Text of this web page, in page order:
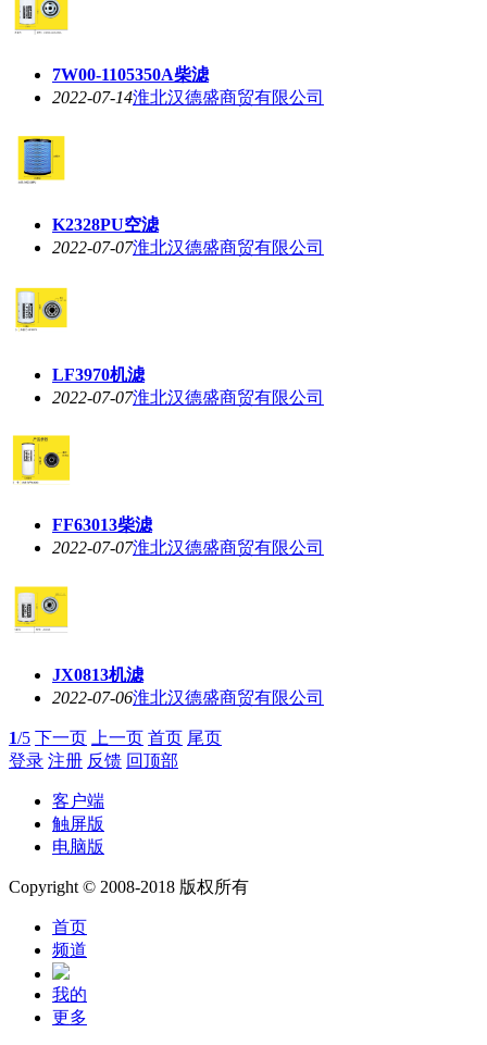
7W00-1105350A柴滤
2022-07-14淮北汉德盛商贸有限公司
K2328PU空滤
2022-07-07淮北汉德盛商贸有限公司
LF3970机滤
2022-07-07淮北汉德盛商贸有限公司
FF63013柴滤
2022-07-07淮北汉德盛商贸有限公司
JX0813机滤
2022-07-06淮北汉德盛商贸有限公司
1/5 下一页 上一页 首页 尾页
登录 注册 反馈 回顶部
客户端
触屏版
电脑版
Copyright © 2008-2018 版权所有
首页
频道
我的
更多